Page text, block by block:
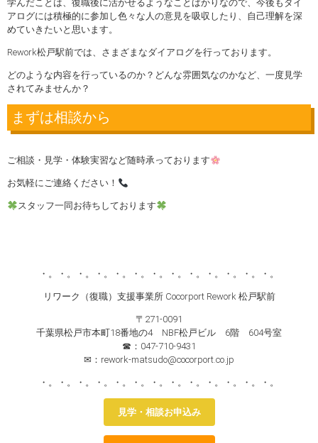
学んだことは、復職後に活かせるようなことばかりなので、今後もダイ
アログには積極的に参加し色々な人の意見を吸収したり、自己理解を深
めていきたいと思います。
Rework松戸駅前では、さまざまなダイアログを行っております。
どのような内容を行っているのか？どんな雰囲気なのかなど、一度見学
されてみませんか？
まずは相談から
ご相談・見学・体験実習など随時承っております
お気軽にご連絡ください！
スタッフ一同お待ちしております
・。・。・。・。・。・。・。・。・。・。・。・。・。
リワーク（復職）支援事業所 Cocorport Rework 松戸駅前
〒271-0091
千葉県松戸市本町18番地の4 NBF松戸ビル 6階 604号室
☎：047-710-9431
✉：rework-matsudo@cocorport.co.jp
・。・。・。・。・。・。・。・。・。・。・。・。・。
見学・相談お申込み